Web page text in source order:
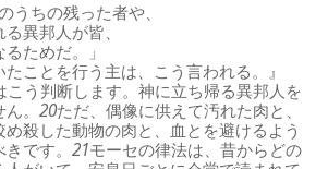
うちの残った者や、
異邦人が皆、
ためだ。」
ことを行う主は、こう言われる。』
こう判断します。神に立ち帰る異邦人を
ん。20ただ、偶像に供えて汚れた肉と、
殺した動物の肉と、血とを避けるよう
きです。21モーセの律法は、昔からどの